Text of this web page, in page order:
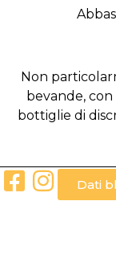
Non
bevande,
bottiglie di
Dati